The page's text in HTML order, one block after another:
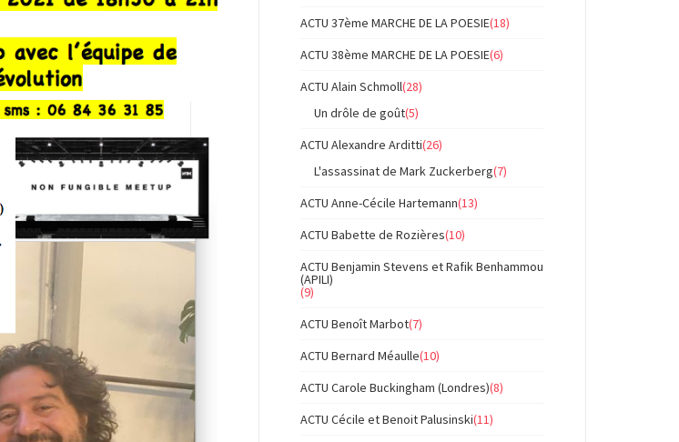
ACTU 37ème MARCHE DE LA POESIE(18)
ACTU 38ème MARCHE DE LA POESIE(6)
ACTU Alain Schmoll(28)
Un drôle de goût(5)
ACTU Alexandre Arditti(26)
L'assassinat de Mark Zuckerberg(7)
ACTU Anne-Cécile Hartemann(13)
ACTU Babette de Rozières(10)
ACTU Benjamin Stevens et Rafik Benhammou
(APILI)
(9)
ACTU Benoît Marbot(7)
ACTU Bernard Méaulle(10)
ACTU Carole Buckingham (Londres)(8)
ACTU Cécile et Benoit Palusinski(11)